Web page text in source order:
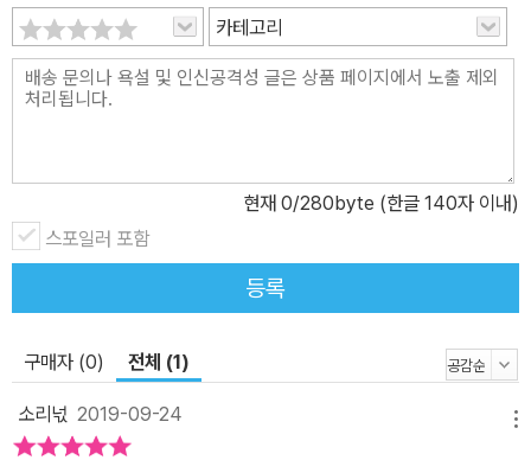
지금이야말로 검찰개혁을 할 수 있는 최대 적기라고 주장한다. 문재
인 정부는 촛불혁명의 여파로 당선되었고, 국민들이 검찰개혁을 적극
지지하고 있기 때문이다. 문재인 정부 또한 검찰개혁을 최대한 빨리
진행하겠다고 밝힌 바 있다. 저자는 문재인 정부가 검찰개혁을 하지
하고 무엇을 어떻게 바꿔야 할지를 자세히 말하고 있다. <문제는 검
찰이다>는 검찰개혁의 안내서이자 검찰의 비판서이기도 하다. 이 책
은 문재인 정부가 펼쳐나갈 검찰개혁에 도움이 될 만한 내용을 담고
있는데, 크게 네 가지 분야로 나누어 살펴보고 있다. 첫째 검찰개혁의
필요성과 배경, 둘째 검찰개혁의 철학과 원칙, 셋째 검찰개혁의 구체
적 과제, 넷째 검찰개혁의 성공 요소가 그것이다. 이를 통해 한 번도
제대로 시도해보지 못한 검찰개혁의 방향을 제시하고 있다. 그리고
검찰개혁 과정에서 누구나 한 번쯤 생각해보는 의문점을 해소하는 데
주력했다. 또한 검찰개혁과 함께 경찰, 국가정보원 등 권력기관의 개
카테고리
현재 0/280byte (한글 140자 이내)
스포일러 포함
등록
구매자 (0) 전체 (1)
소리넋 2019-09-24